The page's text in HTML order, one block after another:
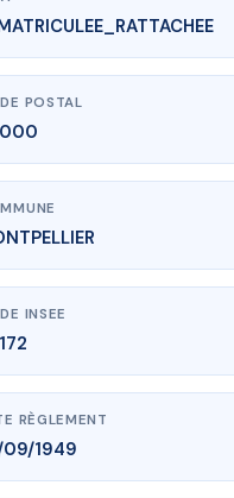
AC6701098
DAVID BELUGOU
belugou
POSTAL
INSEE
RÈGLEMENT
09/1949